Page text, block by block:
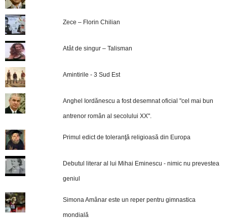
Zece – Florin Chilian
Atât de singur – Talisman
Amintirile - 3 Sud Est
Anghel Iordănescu a fost desemnat oficial "cel mai bun
antrenor român al secolului XX".
Primul edict de toleranţă religioasă din Europa
Debutul literar al lui Mihai Eminescu - nimic nu prevestea
geniul
Simona Amânar este un reper pentru gimnastica
mondială